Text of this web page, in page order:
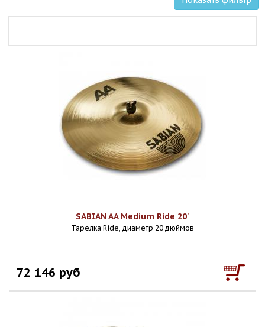
SABIAN AA Medium Ride 20'
Тарелка Ride, диаметр 20 дюймов
72 146 руб